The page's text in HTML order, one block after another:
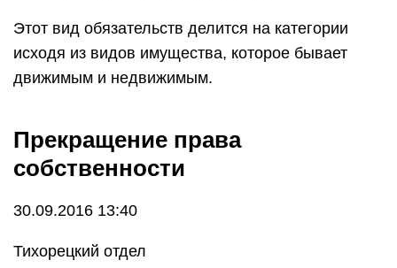
Этот вид обязательств делится на категории
исходя из видов имущества, которое бывает
движимым и недвижимым.
Прекращение права
собственности
30.09.2016 13:40
Тихорецкий отдел